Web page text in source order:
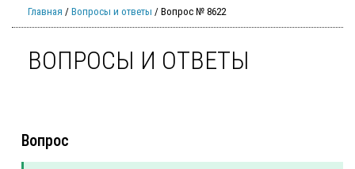
Главная / Вопросы и ответы / Вопрос № 8622
ВОПРОСЫ И ОТВЕТЫ
Вопрос